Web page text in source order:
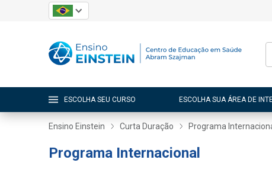
ESCOLHA SEU CURSO ESCOLHA SUA ÁREA DE
Ensino Einstein Curta Duração Programa
Programa Internacional